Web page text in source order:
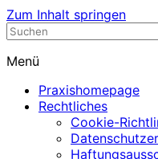
Zum Inhalt springen
Nephrologische Praxis
Menü
Praxishomepage
Rechtliches
Cookie-